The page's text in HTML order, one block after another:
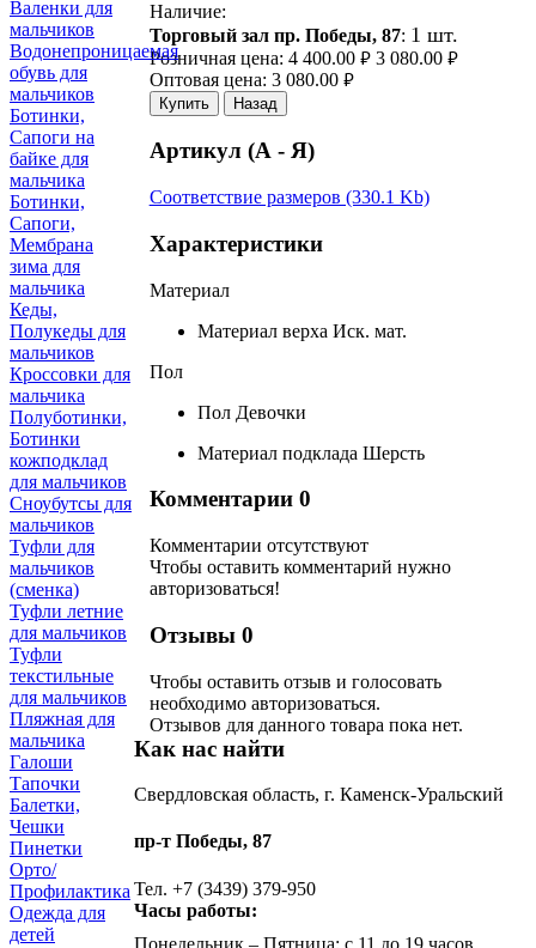
Наличие:
Торговый зал пр. Победы, 87: 1 шт.
Розничная цена: 4 400.00 руб. 3 080.00 руб.
Оптовая цена: 3 080.00 руб.
Купить Назад
Артикул (А - Я)
Соответствие размеров (330.1 Kb)
Характеристики
Материал
Материал верха Иск. мат.
Пол
Пол Девочки
Материал подклада Шерсть
Комментарии 0
Комментарии отсутствуют
Чтобы оставить комментарий нужно
авторизоваться!
Отзывы 0
Чтобы оcтавить отзыв и голосовать
необходимо авторизоваться.
Отзывов для данного товара пока нет.
Валенки для
мальчиков
Водонепроницаемая
обувь для
мальчиков
Ботинки,
Сапоги на
байке для
мальчика
Ботинки,
Сапоги,
Мембрана
зима для
мальчика
Кеды,
Полукеды для
мальчиков
Кроссовки для
мальчика
Полуботинки,
Ботинки
кожподклад
для мальчиков
Сноубутсы для
мальчиков
Туфли для
мальчиков
(сменка)
Туфли летние
для мальчиков
Туфли
текстильные
для мальчиков
Пляжная для
мальчика
Галоши
Тапочки
Балетки,
Чешки
Пинетки
Орто/
Профилактика
Одежда для
детей
Как нас найти
Свердловская область, г. Каменск-Уральский
пр-т Победы, 87
Тел. +7 (3439) 379-950
Часы работы:
Понедельник – Пятница: с 11 до 19 часов